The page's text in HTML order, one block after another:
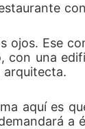
ojos. Ese
con una
arquitecta.
aquí es
a